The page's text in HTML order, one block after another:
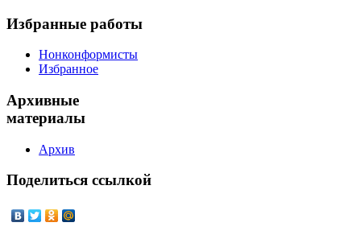
Избранные работы
Нонконформисты
Избранное
Архивные
материалы
Архив
Поделиться ссылкой